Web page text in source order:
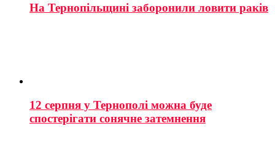
На Тернопільщині заборонили ловити раків
12 серпня у Тернополі можна буде
спостерігати сонячне затемнення